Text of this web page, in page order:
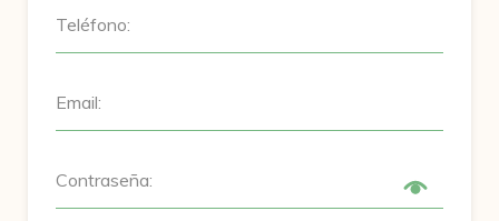
Teléfono:
Email:
Contraseña: